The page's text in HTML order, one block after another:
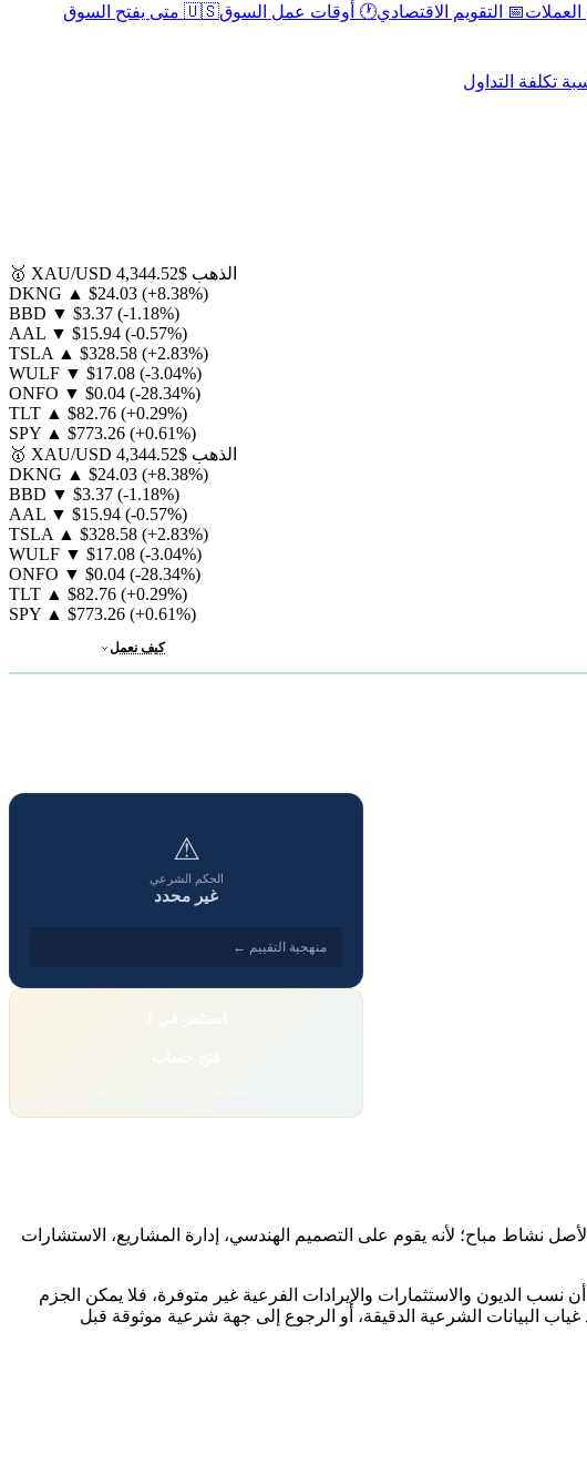
📅 التقويم الاقتصادي🕐 أوقات عمل السوق
🇺🇸 متى يفتح السوق
تكلفة التداول
🥇 XAU/USD الذهب $4,344.52
DKNG ▲ $24.03 (+8.38%)
BBD ▼ $3.37 (-1.18%)
AAL ▼ $15.94 (-0.57%)
TSLA ▲ $328.58 (+2.83%)
WULF ▼ $17.08 (-3.04%)
ONFO ▼ $0.04 (-28.34%)
TLT ▲ $82.76 (+0.29%)
SPY ▲ $773.26 (+0.61%)
🥇 XAU/USD الذهب $4,344.52
DKNG ▲ $24.03 (+8.38%)
BBD ▼ $3.37 (-1.18%)
AAL ▼ $15.94 (-0.57%)
TSLA ▲ $328.58 (+2.83%)
WULF ▼ $17.08 (-3.04%)
ONFO ▼ $0.04 (-28.34%)
TLT ▲ $82.76 (+0.29%)
SPY ▲ $773.26 (+0.61%)
كيف نعمل
⚠
الحكم الشرعي
غير محدد
منهجية التقييم ←
نشاط مباح؛ لأنه يقوم على التصميم الهندسي، إدارة المشاريع، الاستشارات
الديون والاستثمارات والإيرادات الفرعية غير متوفرة، فلا يمكن الجزم
البيانات الشرعية الدقيقة، أو الرجوع إلى جهة شرعية موثوقة قبل